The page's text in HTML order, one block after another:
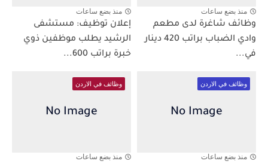
منذ بضع ساعات
وظائف شاغرة لدى مطعم
وادي الضباب براتب 420 دينار
في...
منذ بضع ساعات
إعلان توظيف: مستشفى
الرشيد يطلب موظفين ذوي
خبرة براتب 600...
وظائف في الاردن
منذ بضع ساعات
وظائف في الاردن
منذ بضع ساعات